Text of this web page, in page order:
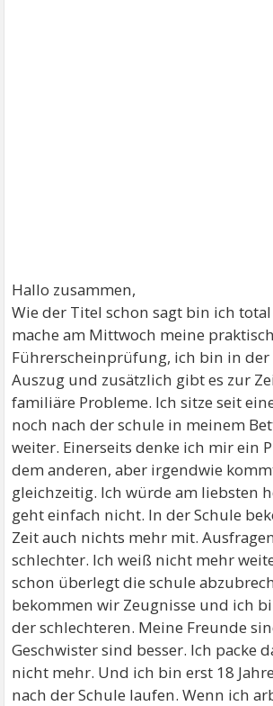
Hallo zusammen,
Wie der Titel schon sagt bin ich
mache am Mittwoch meine
Führerscheinprüfung, ich bin in der
Auszug und zusätzlich gibt es zur
familiäre Probleme. Ich sitze seit
noch nach der schule in meinem
weiter. Einerseits denke ich mir ein
dem anderen, aber irgendwie
gleichzeitig. Ich würde am liebsten
geht einfach nicht. In der Schule
Zeit auch nichts mehr mit.
schlechter. Ich weiß nicht mehr
schon überlegt die schule
bekommen wir Zeugnisse und ich
der schlechteren. Meine Freunde
Geschwister sind besser. Ich packe
nicht mehr. Und ich bin erst 18
nach der Schule laufen. Wenn ich